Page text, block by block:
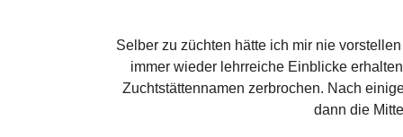
Selber zu züchten hätte ich mir nie
immer wieder lehrreiche Einblicke
Zuchtstättennamen zerbrochen. Nach
dann die